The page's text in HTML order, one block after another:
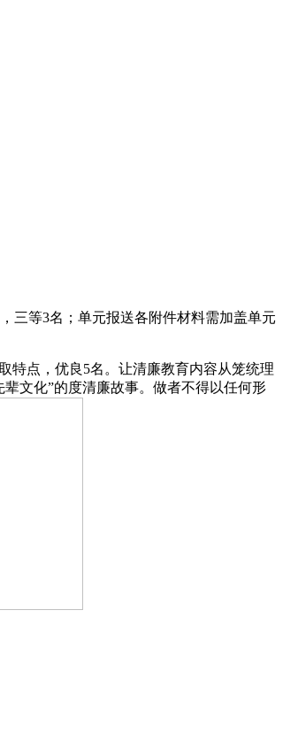
等3名；单元报送各附件材料需加盖单元
点，优良5名。让清廉教育内容从笼统理
文化”的度清廉故事。做者不得以任何形